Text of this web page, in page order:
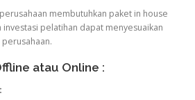
membutuhkan paket in house
investasi pelatihan dapat menyesuaikan
atau Online :